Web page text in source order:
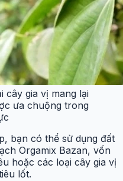
cây gia vị mang lại
ưa chuộng trong
bạn có thể sử dụng đất
Orgamix Bazan, vốn
hoặc các loại cây gia vị
lốt.